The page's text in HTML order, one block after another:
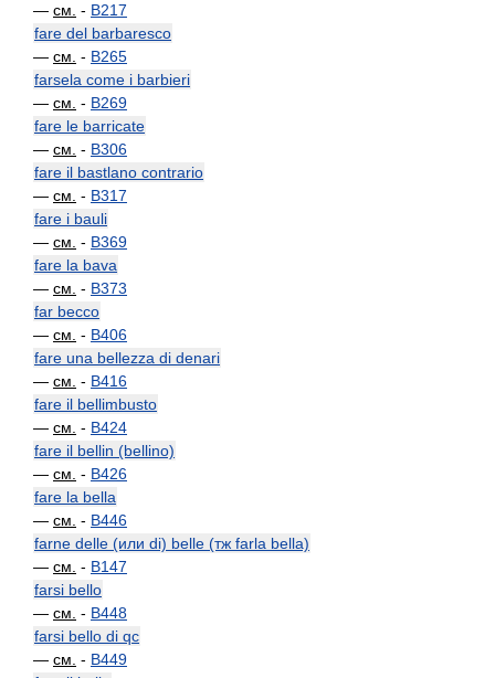
— см. - B217
fare del barbaresco
— см. - B265
farsela come i barbieri
— см. - B269
fare le barricate
— см. - B306
fare il bastlano contrario
— см. - B317
fare i bauli
— см. - B369
fare la bava
— см. - B373
far becco
— см. - B406
fare una bellezza di denari
— см. - B416
fare il bellimbusto
— см. - B424
fare il bellin (bellino)
— см. - B426
fare la bella
— см. - B446
farne delle (или di) belle (тж farla bella)
— см. - B147
farsi bello
— см. - B448
farsi bello di qc
— см. - B449